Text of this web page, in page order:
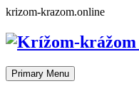
Skip
content
krizom-krazom.online
Primary Menu